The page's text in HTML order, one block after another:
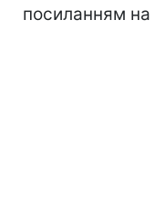
посиланням на